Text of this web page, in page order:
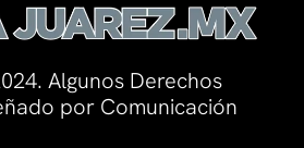
Algunos Derechos
por Comunicación